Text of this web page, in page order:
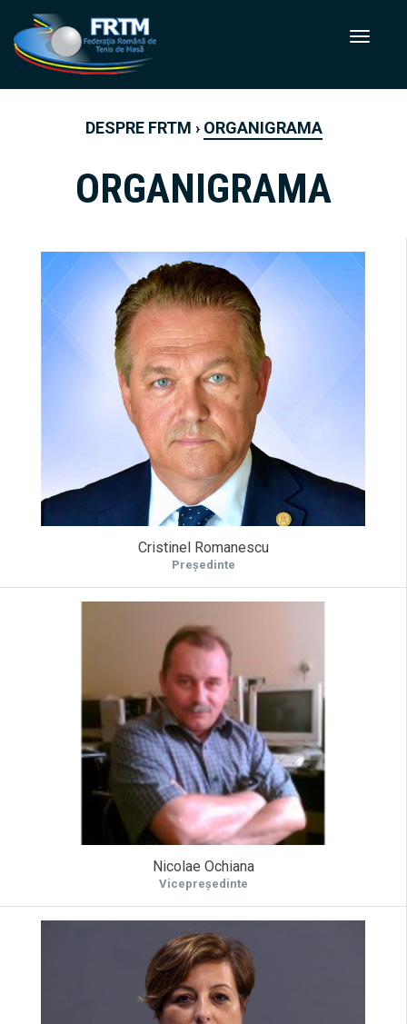
DESPRE FRTM › ORGANIGRAMA
ORGANIGRAMA
Cristinel Romanescu
Președinte
Nicolae Ochiana
Vicepreședinte